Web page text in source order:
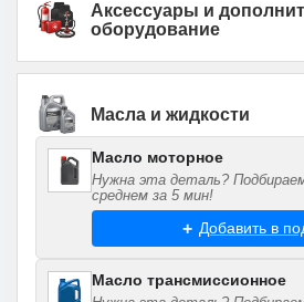
Аксессуары и
оборудование
Масла и жидкости
Масло моторное
Нужна эта деталь?
среднем за 5 мин!
Добавить в
Масло трансмиссионное